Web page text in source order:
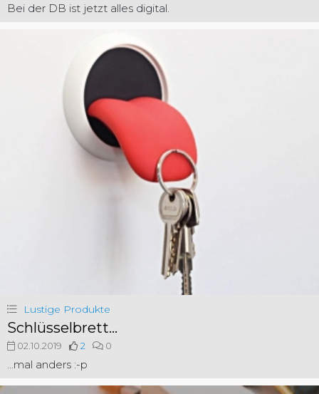
Bei der DB ist jetzt alles digital.
Lustige Produkte
Schlüsselbrett...
02.10.2019 2 0
...mal anders :-p